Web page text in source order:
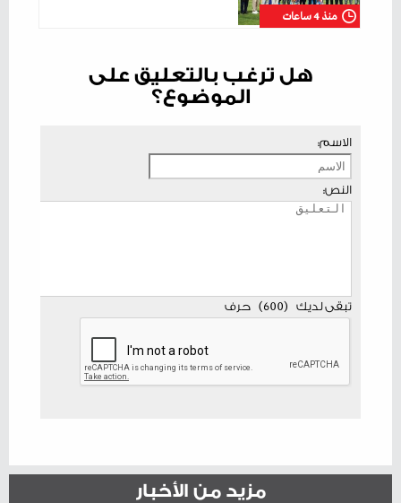
منذ 4 ساعات
هل ترغب بالتعليق على
الموضوع؟
الاسم:
النص:
تبقى لديك (
600
) حرف
مزيد من الأخبار